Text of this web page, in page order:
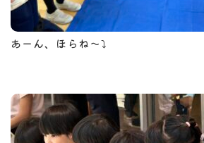
あーん、ほらね～⤵